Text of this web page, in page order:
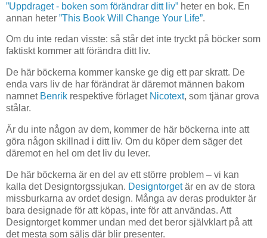
”Uppdraget - boken som förändrar ditt liv” heter en bok. En
annan heter ”This Book Will Change Your Life”.
Om du inte redan visste: så står det inte tryckt på böcker som
faktiskt kommer att förändra ditt liv.
De här böckerna kommer kanske ge dig ett par skratt. De
enda vars liv de har förändrat är däremot männen bakom
namnet Benrik respektive förlaget Nicotext, som tjänar grova
stålar.
Är du inte någon av dem, kommer de här böckerna inte att
göra någon skillnad i ditt liv. Om du köper dem säger det
däremot en hel om det liv du lever.
De här böckerna är en del av ett större problem – vi kan
kalla det Designtorgssjukan. Designtorgetär en av de stora
missburkarna av ordet design. Många av deras produkter är
bara designade för att köpas, inte för att användas. Att
Designtorget kommer undan med det beror självklart på att
det mesta som säljs där blir presenter.